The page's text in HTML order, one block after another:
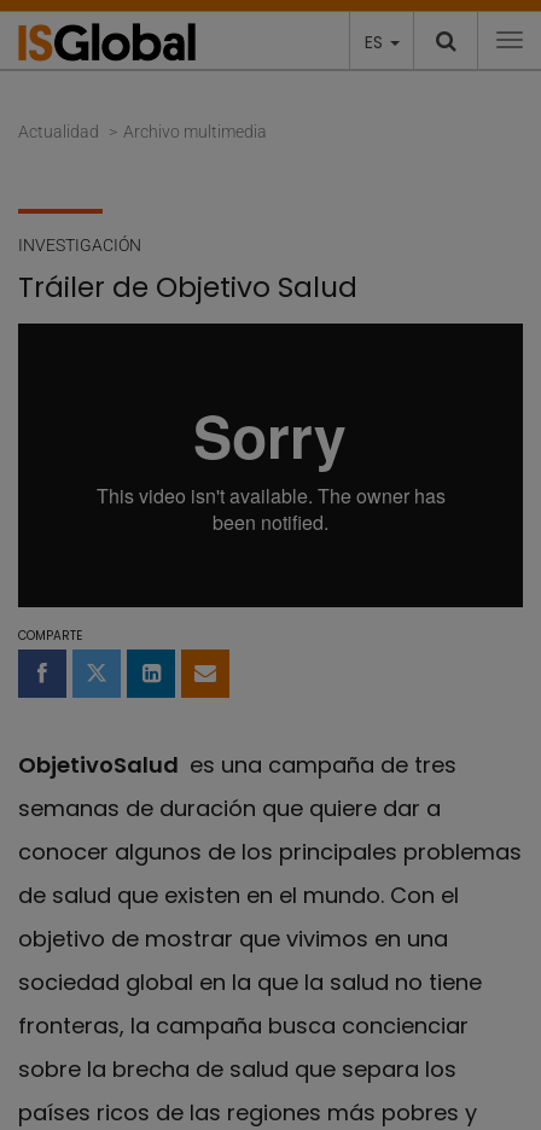
ES
Actualidad Archivo multimedia
INVESTIGACIÓN
Tráiler de Objetivo Salud
COMPARTE
Compartir en Facebook
Compartir en Twitter
Compartir en LinkedIn
Compartir por email
ObjetivoSalud es una campaña de tres
semanas de duración que quiere dar a
conocer algunos de los principales problemas
de salud que existen en el mundo. Con el
objetivo de mostrar que vivimos en una
sociedad global en la que la salud no tiene
fronteras, la campaña busca concienciar
sobre la brecha de salud que separa los
países ricos de las regiones más pobres y